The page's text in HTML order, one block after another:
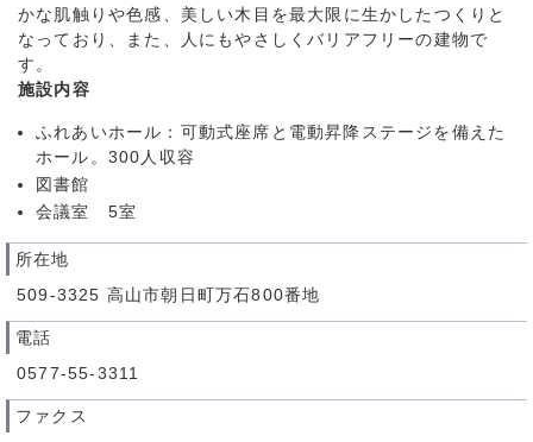
かな肌触りや色感、美しい木目を最大限に生かしたつくりと
なっており、また、人にもやさしくバリアフリーの建物で
す。
施設内容
ふれあいホール：可動式座席と電動昇降ステージを備えた
ホール。300人収容
図書館
会議室 5室
所在地
509-3325 高山市朝日町万石800番地
電話
0577-55-3311
ファクス